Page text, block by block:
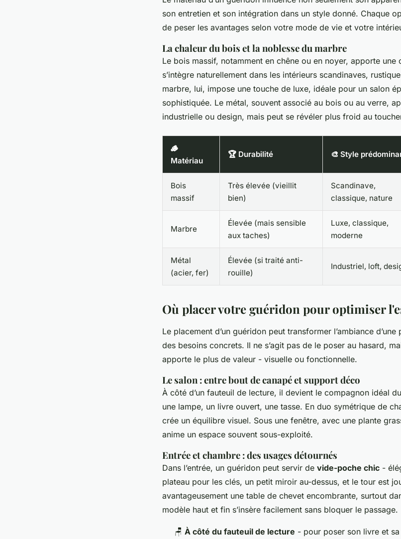
son entretien et son intégration dans un style donné. Chaque
de peser les avantages selon votre mode de vie et votre
La chaleur du bois et la noblesse du marbre
Le bois massif, notamment en chêne ou en noyer, apporte une
s’intègre naturellement dans les intérieurs scandinaves,
marbre, lui, impose une touche de luxe, idéale pour un salon
sophistiquée. Le métal, souvent associé au bois ou au verre,
industrielle ou design, mais peut se révéler plus froid au
🪵
Matériau
🏆 Durabilité 🎨 Style
Bois
massif
Très élevée (vieillit
bien)
Scandinave,
classique, nature
Marbre
Élevée (mais sensible
aux taches)
Luxe, classique,
moderne
Métal
(acier, fer)
Élevée (si traité anti-
rouille)
Industriel, loft,
Où placer votre guéridon pour optimiser
Le placement d’un guéridon peut transformer l’ambiance
des besoins concrets. Il ne s’agit pas de le poser au hasard,
apporte le plus de valeur - visuelle ou fonctionnelle.
Le salon : entre bout de canapé et support déco
À côté d’un fauteuil de lecture, il devient le compagnon idéal
une lampe, un livre ouvert, une tasse. En duo symétrique de
crée un équilibre visuel. Sous une fenêtre, avec une plante
anime un espace souvent sous-exploité.
Entrée et chambre : des usages détournés
Dans l’entrée, un guéridon peut servir de vide-poche chic -
plateau pour les clés, un petit miroir au-dessus, et le tour est
avantageusement une table de chevet encombrante, surtout
modèle haut et fin s’insère facilement sans bloquer le passage.
🪑 À côté du fauteuil de lecture - pour poser son livre et